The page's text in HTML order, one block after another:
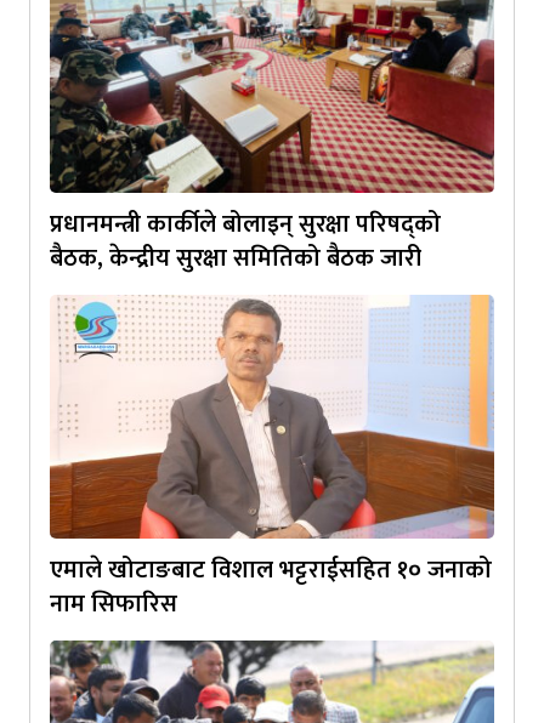
प्रधानमन्त्री कार्कीले बोलाइन् सुरक्षा परिषद्को
बैठक, केन्द्रीय सुरक्षा समितिको बैठक जारी
एमाले खोटाङबाट विशाल भट्टराईसहित १० जनाको
नाम सिफारिस